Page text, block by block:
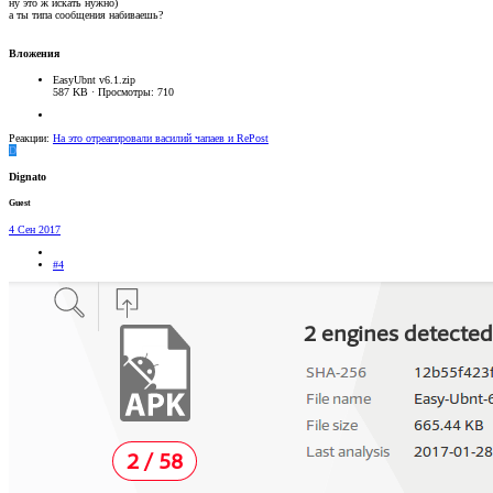
а ты типа сообщения набиваешь?
Вложения
EasyUbnt v6.1.zip
587 KB · Просмотры: 710
Реакции: На это отреагировали василий чапаев и RePost
D
Dignato
Guest
4 Сен 2017
#4